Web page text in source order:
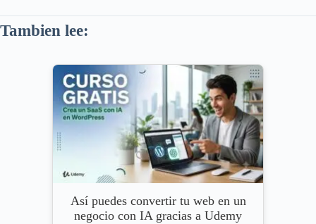
Tambien lee:
Así puedes convertir tu web en un
negocio con IA gracias a Udemy